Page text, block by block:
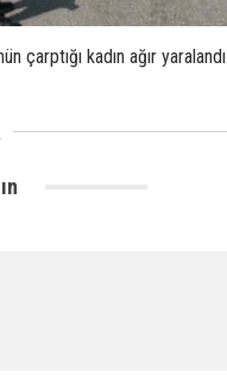
çarptığı kadın ağır yaralandı